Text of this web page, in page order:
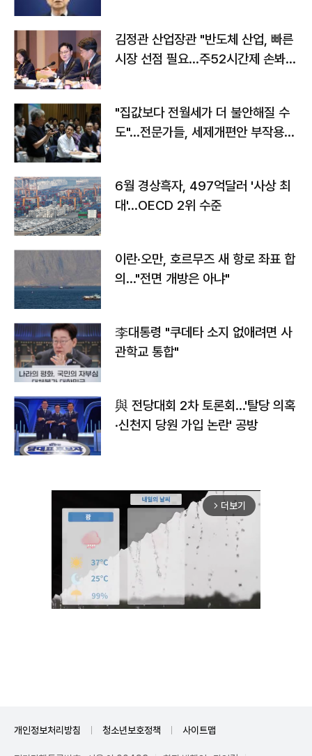
김정관 산업장관 "반도체 산업, 빠른
시장 선점 필요…주52시간제 손봐
"집값보다 전월세가 더 불안해질 수
도"…전문가들, 세제개편안 부작용
6월 경상흑자, 497억달러 '사상 최
대'…OECD 2위 수준
이란·오만, 호르무즈 새 항로 좌표 합
의…"전면 개방은 아냐"
李대통령 "쿠데타 소지 없애려면 사
관학교 통합"
與 전당대회 2차 토론회…'탈당 의혹
·신천지 당원 가입 논란' 공방
arrow_forward_ios 더보기
개인정보처리방침 청소년보호정책 사이트맵